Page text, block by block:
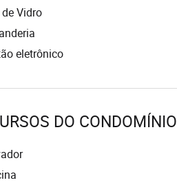
Vidro
eletrônico
DO CONDOMÍNIO